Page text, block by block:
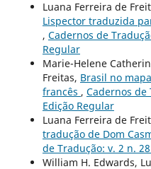
Luana Ferreira de
Lispector traduzida
, Cadernos de
Regular
Marie-Helene
Freitas, Brasil no
francês , Cadernos de
Edição Regular
Luana Ferreira de
tradução de Dom
de Tradução: v. 2 n.
William H. Edwards,